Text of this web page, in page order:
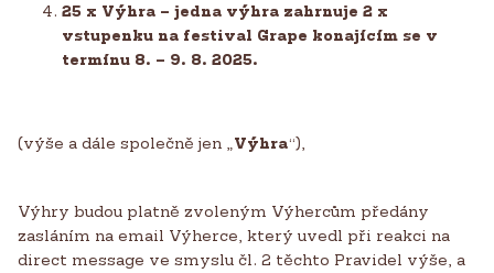
25 x Výhra – jedna výhra zahrnuje 2 x
vstupenku na festival Grape konajícím se v
termínu 8. – 9. 8. 2025.
(výše a dále společně jen „ Výhra“),
Výhry budou platně zvoleným Výhercům předány
zasláním na email Výherce, který uvedl při reakci na
direct message ve smyslu čl. 2 těchto Pravidel výše, a